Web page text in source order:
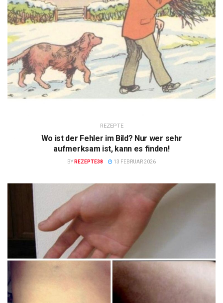
REZEPTE
Wo ist der Fehler im Bild? Nur wer sehr
aufmerksam ist, kann es finden!
BY REZEPTE38 13 FEBRUAR 2026